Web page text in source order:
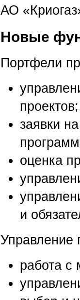
АО
Новые
Портфели
проектов;
заявки
оценка
и
Управление
работа с